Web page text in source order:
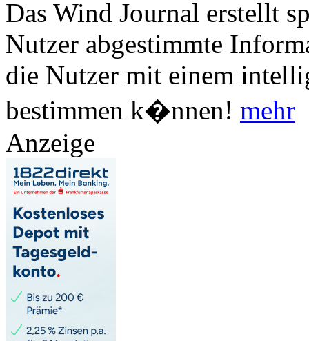
Das Wind Journal erstellt
Nutzer abgestimmte
die Nutzer mit einem
bestimmen k�nnen! mehr
Anzeige